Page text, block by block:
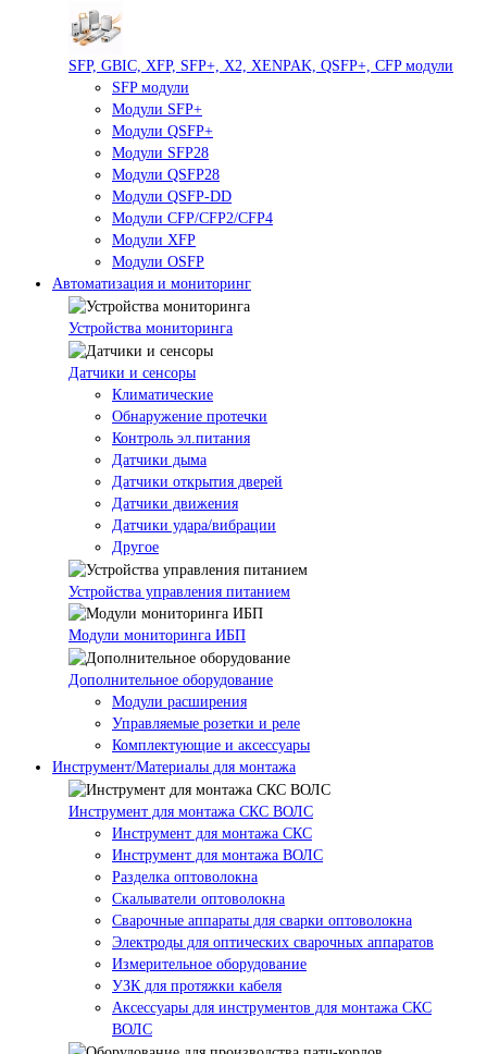
SFP, GBIC, XFP, SFP+, X2, XENPAK, QSFP+, CFP модули
SFP модули
Модули SFP+
Модули QSFP+
Модули SFP28
Модули QSFP28
Модули QSFP-DD
Модули CFP/CFP2/CFP4
Модули XFP
Модули OSFP
Автоматизация и мониторинг
Устройства мониторинга
Датчики и сенсоры
Климатические
Обнаружение протечки
Контроль эл.питания
Датчики дыма
Датчики открытия дверей
Датчики движения
Датчики удара/вибрации
Другое
Устройства управления питанием
Модули мониторинга ИБП
Дополнительное оборудование
Модули расширения
Управляемые розетки и реле
Комплектующие и аксессуары
Инструмент/Материалы для монтажа
Инструмент для монтажа СКС ВОЛС
Инструмент для монтажа СКС
Инструмент для монтажа ВОЛС
Разделка оптоволокна
Скалыватели оптоволокна
Сварочные аппараты для сварки оптоволокна
Электроды для оптических сварочных аппаратов
Измерительное оборудование
УЗК для протяжки кабеля
Аксессуары для инструментов для монтажа СКС
ВОЛС